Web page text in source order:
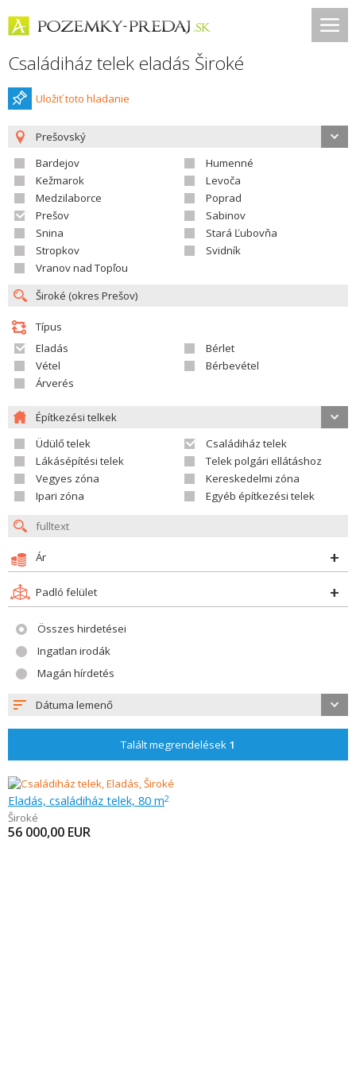
Családiház telek eladás Široké
Uložiť toto hladanie
Prešovský
Bardejov
Humenné
Kežmarok
Levoča
Medzilaborce
Poprad
Prešov
Sabinov
Snina
Stará Ľubovňa
Stropkov
Svidník
Vranov nad Topľou
Típus
Eladás
Bérlet
Vétel
Bérbevétel
Árverés
Építkezési telkek
Üdülő telek
Családiház telek
Lákásépítési telek
Telek polgári ellátáshoz
Vegyes zóna
Kereskedelmi zóna
Ipari zóna
Egyéb építkezési telek
Ár
Padló felület
Összes hirdetései
Ingatlan irodák
Magán hírdetés
Dátuma lemenő
Talált megrendelések 1
Eladás, családiház telek, 80 m2
Široké
56 000,00 EUR